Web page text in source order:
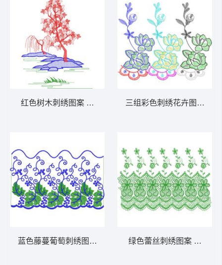
红色树木刺绣图案 免费床上用品花边窗帘
蓝色藤蔓葡萄刺绣图案 免费床上用品花边窗
三组彩色刺绣花卉图案 免
绿色蕾丝刺绣图案 免费床